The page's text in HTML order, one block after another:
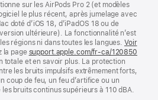
sur les AirPods Pro 2 (et modèles
le plus récent, après jumelage avec
doté d’iOS 18, d’iPadOS 18 ou de
ultérieure). La fonctionnalité n’est
régions ni dans toutes les langues. Voir
la page support.apple.com/fr-ca/120850
totale et en savoir plus. La protection
les bruits impulsifs extrêmement forts,
coup de feu, un feu d’artifice ou un
bruits continus supérieurs à 110 dBA.